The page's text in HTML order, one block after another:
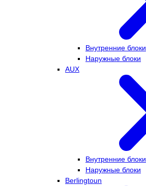
Внутренние блоки
Наружные блоки
AUX
Внутренние блоки
Наружные блоки
Berlingtoun